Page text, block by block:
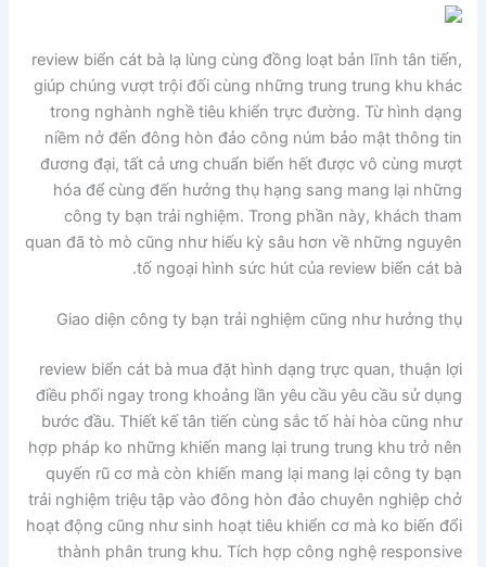
review biển cát bà lạ lùng cùng đồng loạt bản lĩnh tân tiến,
giúp chúng vượt trội đối cùng những trung trung khu khác
trong nghành nghề tiêu khiển trực đường. Từ hình dạng
niềm nở đến đông hòn đảo công núm bảo mật thông tin
đương đại, tất cả ưng chuẩn biển hết được vô cùng mượt
hóa để cùng đến hưởng thụ hạng sang mang lại những
công ty bạn trải nghiệm. Trong phần này, khách tham
quan đã tò mò cũng như hiếu kỳ sâu hơn về những nguyên
tố ngoại hình sức hút của review biển cát bà.
Giao diện công ty bạn trải nghiệm cũng như hưởng thụ
review biển cát bà mua đặt hình dạng trực quan, thuận lợi
điều phối ngay trong khoảng lần yêu cầu yêu cầu sử dụng
bước đầu. Thiết kế tân tiến cùng sắc tố hài hòa cũng như
hợp pháp ko những khiến mang lại trung trung khu trở nên
quyến rũ cơ mà còn khiến mang lại mang lại công ty bạn
trải nghiệm triệu tập vào đông hòn đảo chuyên nghiệp chở
hoạt động cũng như sinh hoạt tiêu khiển cơ mà ko biến đổi
thành phân trung khu. Tích hợp công nghệ responsive